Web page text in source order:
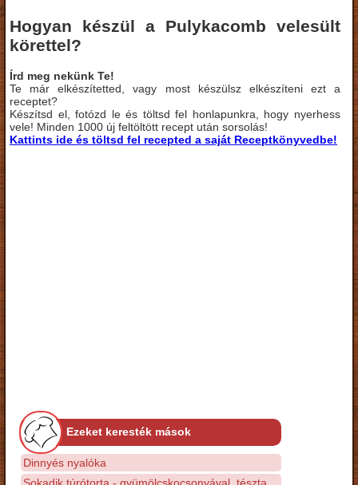
Hogyan készül a Pulykacomb velesült
körettel?
Írd meg nekünk Te!
Te már elkészítetted, vagy most készülsz elkészíteni ezt a
receptet?
Készítsd el, fotózd le és töltsd fel honlapunkra, hogy nyerhess
vele! Minden 1000 új feltöltött recept után sorsolás!
Kattints ide és töltsd fel recepted a saját Receptkönyvedbe!
Ezeket keresték mások
Dinnyés nyalóka
Sokadik túrótorta - gyümölcskocsonyával, tészta